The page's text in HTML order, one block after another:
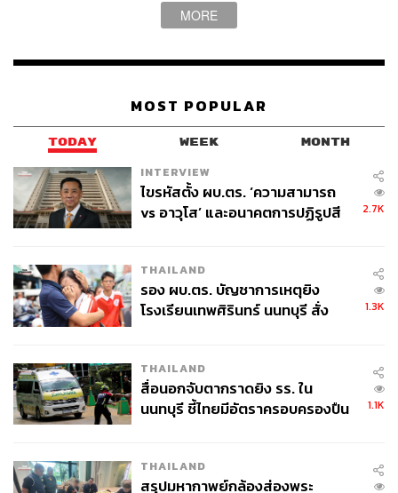
หุ้นท่องเที่ยว
78
ABOUT THE AUTHOR
ศนิชา ละครพล
THE STANDARD WEALTH Editor
MORE
MOST POPULAR
TODAY WEEK MONTH
INTERVIEW
ไขรหัสตั้ง ผบ.ตร. ‘ความสามารถ
vs อาวุโส’ และอนาคตการปฏิรูปสี
2.7K
THAILAND
รอง ผบ.ตร. บัญชาการเหตุยิง
โรงเรียนเทพศิรินทร์ นนทบุรี สั่ง
1.3K
THAILAND
สื่อนอกจับตากราดยิง รร. ใน
นนทบุรี ชี้ไทยมีอัตราครอบครองปืน
1.1K
THAILAND
สรุปมหากาพย์กล้องส่องพระ